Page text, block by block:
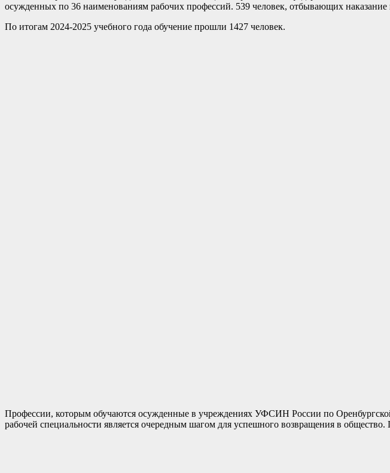
осужденных по 36 наименованиям рабочих профессий. 539 человек, отбывающих
По итогам 2024-2025 учебного года обучение прошли 1427 человек.
Профессии, которым обучаются осужденные в учреждениях УФСИН России по
рабочей специальности является очередным шагом для успешного возвращения в